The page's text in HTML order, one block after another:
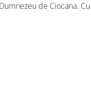
de Ciocana.